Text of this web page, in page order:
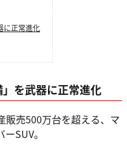
に正常進化
」を武器に正常進化
販売500万台を超える、マ
SUV。